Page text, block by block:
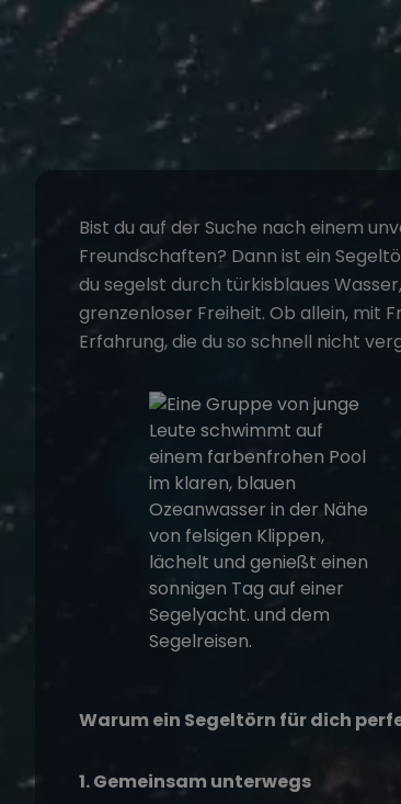
Bist du auf der Suche nach einem
Freundschaften? Dann ist ein
du segelst durch türkisblaues
grenzenloser Freiheit. Ob allein, mit
Erfahrung, die du so schnell nicht
Warum ein Segeltörn für dich
1. Gemeinsam unterwegs